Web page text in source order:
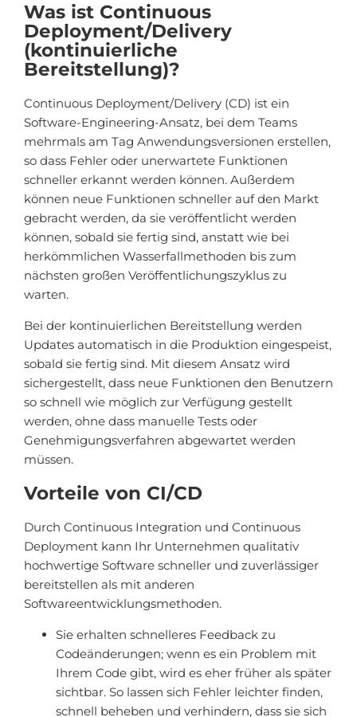
Was ist Continuous
Deployment/Delivery
(kontinuierliche
Bereitstellung)?
Continuous Deployment/Delivery (CD) ist ein
Software-Engineering-Ansatz, bei dem Teams
mehrmals am Tag Anwendungsversionen erstellen,
so dass Fehler oder unerwartete Funktionen
schneller erkannt werden können. Außerdem
können neue Funktionen schneller auf den Markt
gebracht werden, da sie veröffentlicht werden
können, sobald sie fertig sind, anstatt wie bei
herkömmlichen Wasserfallmethoden bis zum
nächsten großen Veröffentlichungszyklus zu
warten.
Bei der kontinuierlichen Bereitstellung werden
Updates automatisch in die Produktion eingespeist,
sobald sie fertig sind. Mit diesem Ansatz wird
sichergestellt, dass neue Funktionen den Benutzern
so schnell wie möglich zur Verfügung gestellt
werden, ohne dass manuelle Tests oder
Genehmigungsverfahren abgewartet werden
müssen.
Vorteile von CI/CD
Durch Continuous Integration und Continuous
Deployment kann Ihr Unternehmen qualitativ
hochwertige Software schneller und zuverlässiger
bereitstellen als mit anderen
Softwareentwicklungsmethoden.
Sie erhalten schnelleres Feedback zu
Codeänderungen; wenn es ein Problem mit
Ihrem Code gibt, wird es eher früher als später
sichtbar. So lassen sich Fehler leichter finden,
schnell beheben und verhindern, dass sie sich